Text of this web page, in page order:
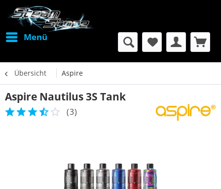
Menü
Übersicht Aspire
Aspire Nautilus 3S Tank
(3)